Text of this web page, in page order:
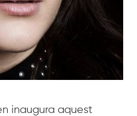
inaugura aquest